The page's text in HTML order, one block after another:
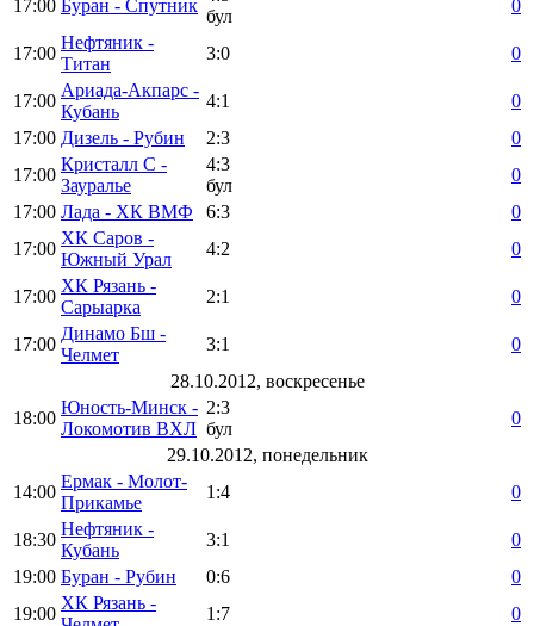
17:00 Буран - Спутник
бул
0
17:00
Нефтяник -
Титан
3:0 0
17:00
Ариада-Акпарс -
Кубань
4:1
0
17:00 Дизель - Рубин 2:3
0
17:00
Кристалл С -
Зауралье
4:3
бул
0
17:00 Лада - ХК ВМФ 6:3
0
17:00
ХК Саров -
Южный Урал
4:2 0
17:00
ХК Рязань -
Сарыарка
2:1 0
17:00
Динамо Бш -
Челмет
3:1
0
28.10.2012, воскресенье
18:00
Юность-Минск -
Локомотив ВХЛ
2:3
бул
0
29.10.2012, понедельник
14:00
Ермак - Молот-
Прикамье
1:4 0
18:30
Нефтяник -
Кубань
3:1
0
19:00 Буран - Рубин 0:6
0
19:00
ХК Рязань -
1:7 0